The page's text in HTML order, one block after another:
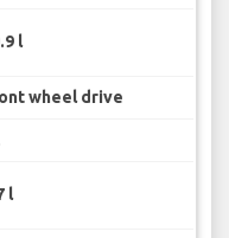
l
wheel drive
l